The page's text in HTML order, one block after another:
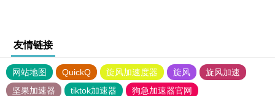
友情链接
网站地图 QuickQ 旋风加速度器 旋风
旋风加速
坚果加速器
tiktok加速器
狗急加速器官网